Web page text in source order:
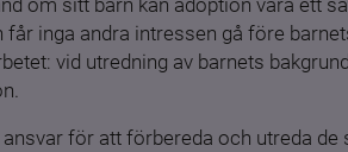
får inga andra intressen gå före
vid utredning av barnets
för att förbereda och utreda